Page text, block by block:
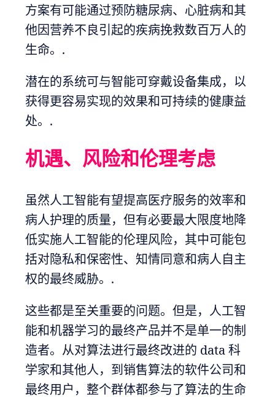
方案有可能通过预防糖尿病、心脏病和其
他因营养不良引起的疾病挽救数百万人的
生命。.
潜在的系统可与智能可穿戴设备集成，以
获得更容易实现的效果和可持续的健康益
处。.
机遇、风险和伦理考虑
虽然人工智能有望提高医疗服务的效率和
病人护理的质量，但有必要最大限度地降
低实施人工智能的伦理风险，其中可能包
括对隐私和保密性、知情同意和病人自主
权的最终威胁。.
这些都是至关重要的问题。但是，人工智
能和机器学习的最终产品并不是单一的制
造者。从对算法进行最终改进的 data 科
学家和其他人，到销售算法的软件公司和
最终用户，整个群体都参与了算法的生命